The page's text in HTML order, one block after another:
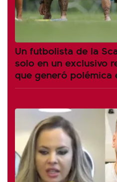
Un futbolista de la
solo en un exclusivo
que generó polémica